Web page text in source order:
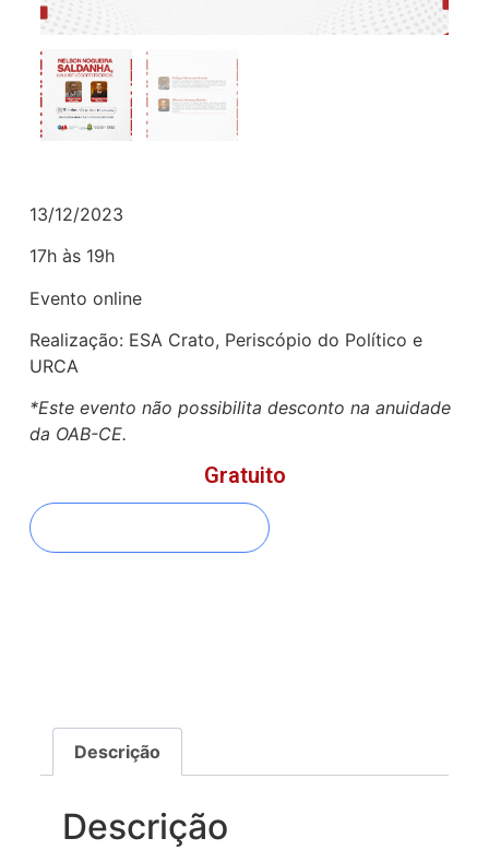
13/12/2023
17h às 19h
Evento online
Realização: ESA Crato, Periscópio do Político e
URCA
*Este evento não possibilita desconto na anuidade
da OAB-CE.
Gratuito
Descrição
Descrição